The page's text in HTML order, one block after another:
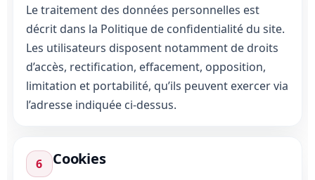
Le traitement des données personnelles est
décrit dans la Politique de confidentialité du site.
Les utilisateurs disposent notamment de droits
d’accès, rectification, effacement, opposition,
limitation et portabilité, qu’ils peuvent exercer via
l’adresse indiquée ci-dessus.
6 Cookies